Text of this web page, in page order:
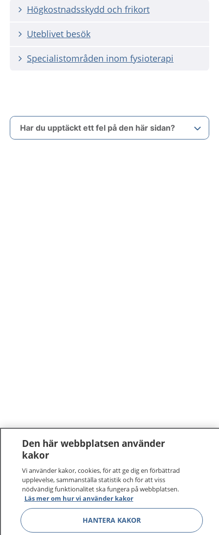
Högkostnadsskydd och frikort
Uteblivet besök
Specialistområden inom fysioterapi
Har du upptäckt ett fel på den här sidan?
Den här webbplatsen använder
kakor
Vi använder kakor, cookies, för att ge dig en förbättrad
upplevelse, sammanställa statistik och för att viss
nödvändig funktionalitet ska fungera på webbplatsen.
Läs mer om hur vi använder kakor
HANTERA KAKOR